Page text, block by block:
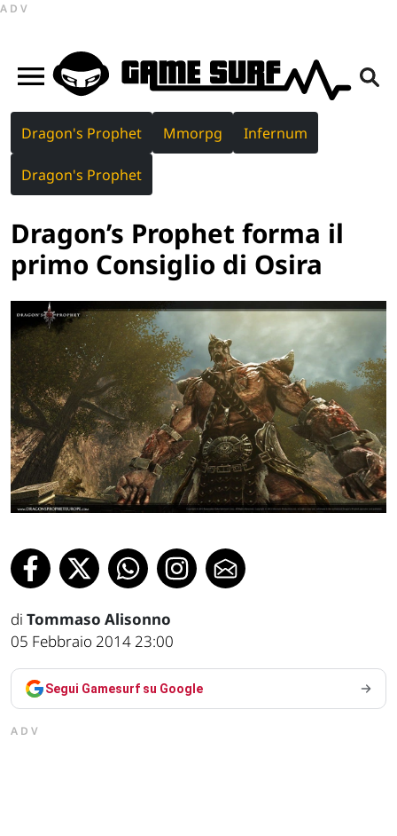
ADV
Dragon's Prophet Mmorpg Infernum
Dragon's Prophet
Dragon’s Prophet forma il
primo Consiglio di Osira
di Tommaso Alisonno
05 Febbraio 2014 23:00
Segui Gamesurf su Google
ADV